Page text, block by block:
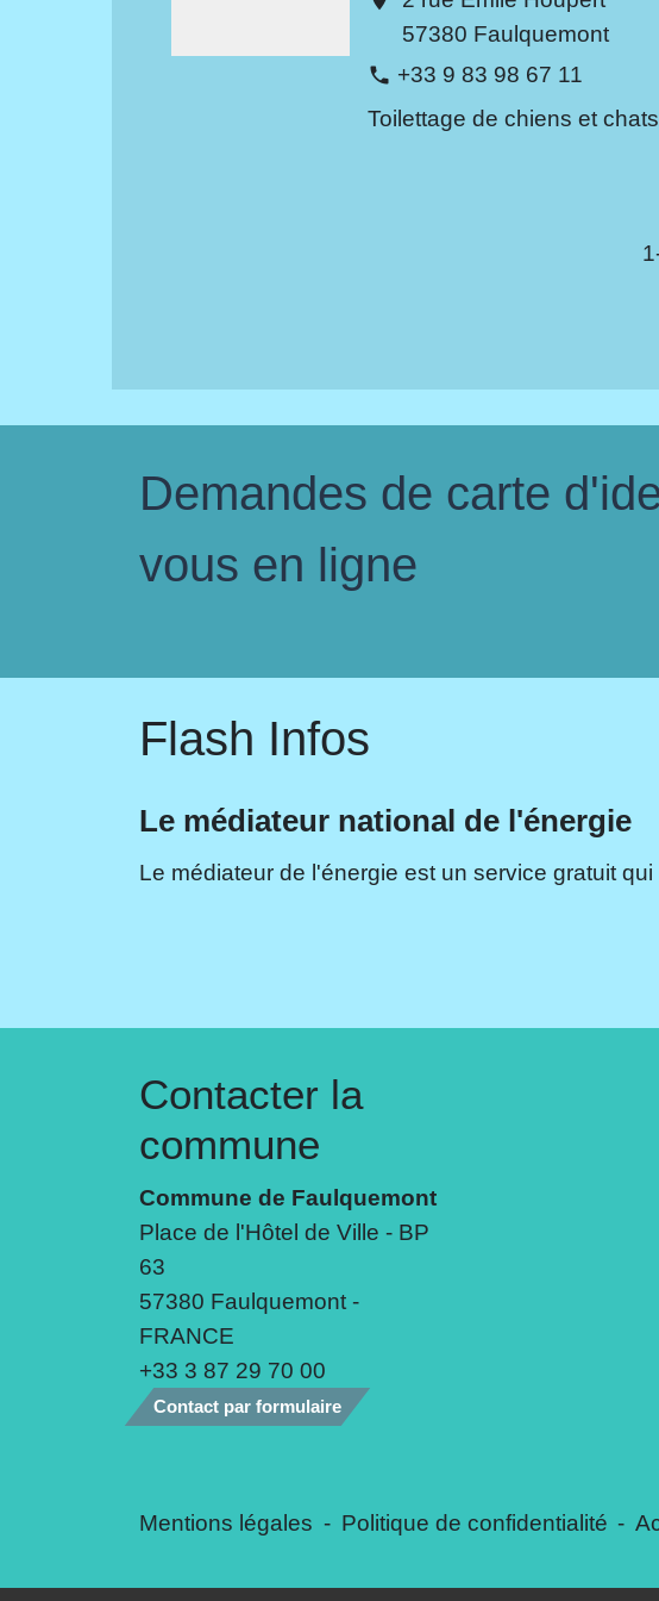
57380 Faulquemont
phone +33 9 83 98 67 11
Toilettage de chiens et chats
1
Demandes de carte
vous en ligne
Flash Infos
Le médiateur national de l'énergie
Le médiateur de l'énergie est un service gratuit
Contacter la
commune
Commune de Faulquemont
Place de l'Hôtel de Ville - BP
63
57380 Faulquemont -
FRANCE
+33 3 87 29 70 00
Contact par formulaire
Mentions légales - Politique de confidentialité -